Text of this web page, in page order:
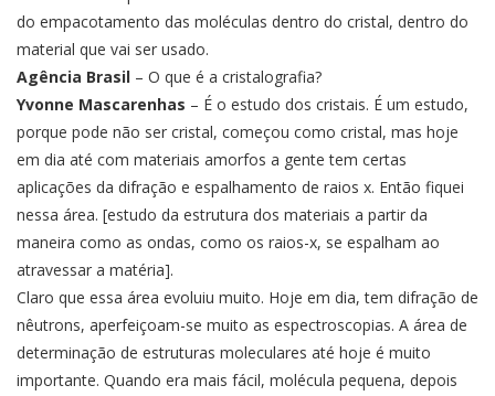
do empacotamento das moléculas dentro do cristal, dentro do
material que vai ser usado.
Agência Brasil – O que é a cristalografia?
Yvonne Mascarenhas – É o estudo dos cristais. É um estudo,
porque pode não ser cristal, começou como cristal, mas hoje
em dia até com materiais amorfos a gente tem certas
aplicações da difração e espalhamento de raios x. Então fiquei
nessa área. [estudo da estrutura dos materiais a partir da
maneira como as ondas, como os raios-x, se espalham ao
atravessar a matéria].
Claro que essa área evoluiu muito. Hoje em dia, tem difração de
nêutrons, aperfeiçoam-se muito as espectroscopias. A área de
determinação de estruturas moleculares até hoje é muito
importante. Quando era mais fácil, molécula pequena, depois